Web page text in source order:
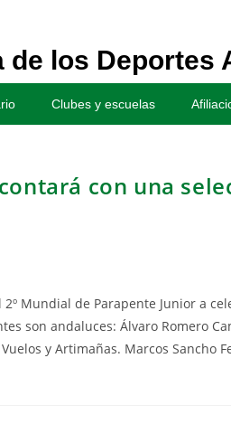
de los Deportes
Clubes y escuelas
con una
Mundial de Parapente Junior a
son andaluces: Álvaro Romero
y Artimañas. Marcos Sancho